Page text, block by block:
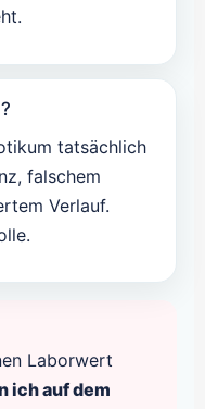
tatsächlich
falschem
Verlauf.
Laborwert
ich auf dem